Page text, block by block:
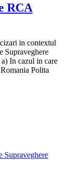
RCA
in contextul
Supraveghere
In cazul in care
Polita
Supraveghere